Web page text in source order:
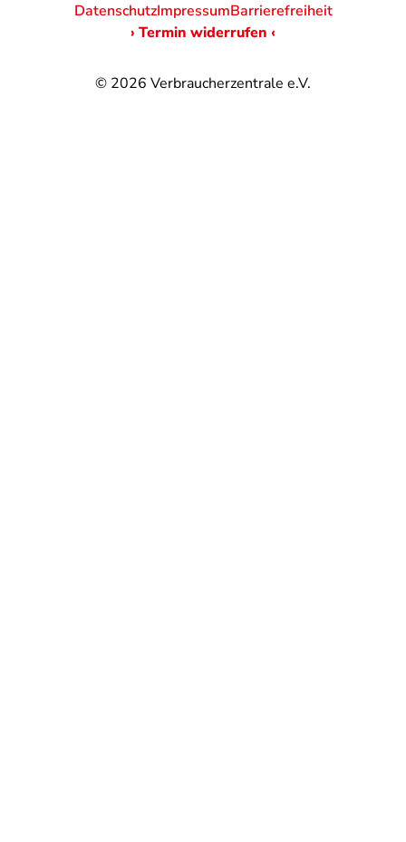
© 2026 Verbraucherzentrale e.V.
DatenschutzImpressumBarrierefreiheit
› Termin widerrufen ‹